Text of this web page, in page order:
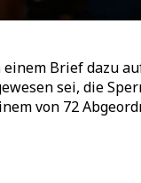
Brief dazu
sei, die
von 72